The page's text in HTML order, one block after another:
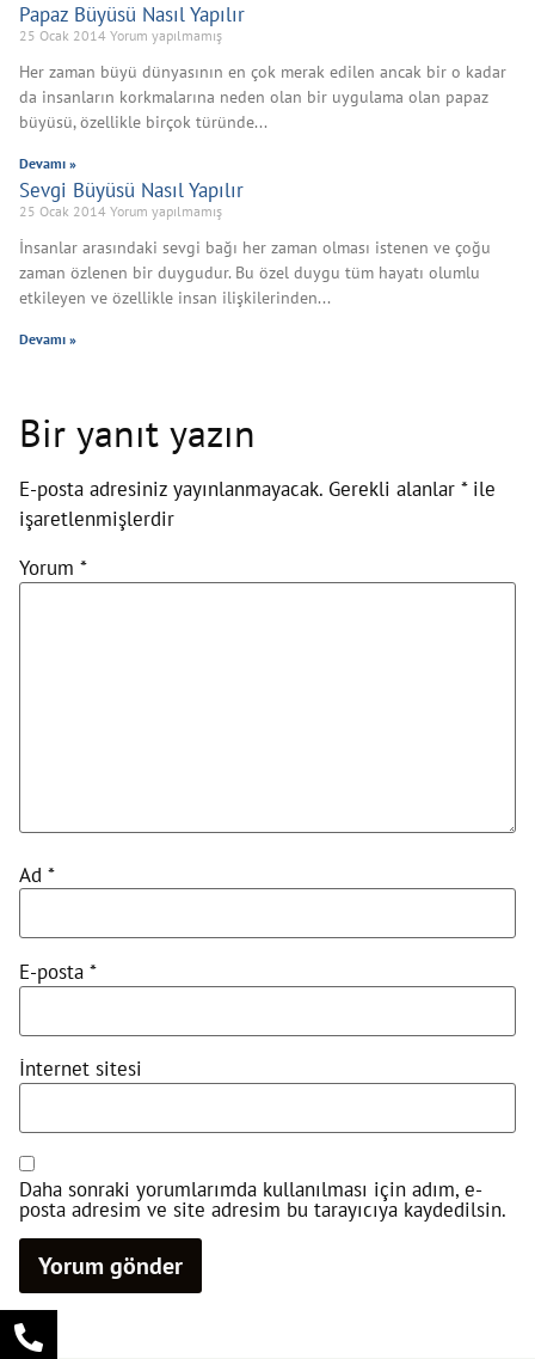
Papaz Büyüsü Nasıl Yapılır
25 Ocak 2014 Yorum yapılmamış
Her zaman büyü dünyasının en çok merak edilen ancak bir o kadar
da insanların korkmalarına neden olan bir uygulama olan papaz
büyüsü, özellikle birçok türünde
Devamı »
Sevgi Büyüsü Nasıl Yapılır
25 Ocak 2014 Yorum yapılmamış
İnsanlar arasındaki sevgi bağı her zaman olması istenen ve çoğu
zaman özlenen bir duygudur. Bu özel duygu tüm hayatı olumlu
etkileyen ve özellikle insan ilişkilerinden
Devamı »
Bir yanıt yazın
E-posta adresiniz yayınlanmayacak. Gerekli alanlar *ile
işaretlenmişlerdir
Yorum *
Ad *
E-posta *
İnternet sitesi
Daha sonraki yorumlarımda kullanılması için adım, e-
posta adresim ve site adresim bu tarayıcıya kaydedilsin.